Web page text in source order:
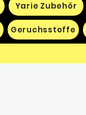
Yarie Zubehör
Geruchsstoffe